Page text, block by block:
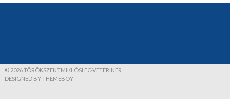
© 2026 TÖRÖKSZENTMIKLÓSI FC-VETERINER
DESIGNED BY THEMEBOY